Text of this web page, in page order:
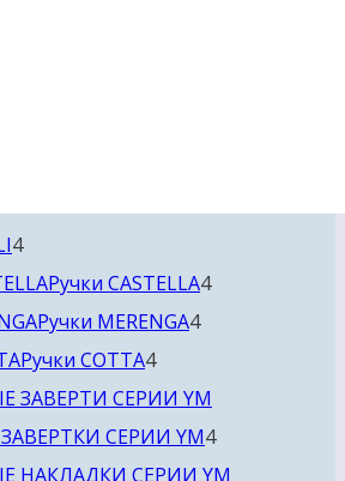
44
товара
Ручки CASTELLA44
Ручки MERENGA44
Ручки COTTA44
товара
СЕРИИ YM44
товара